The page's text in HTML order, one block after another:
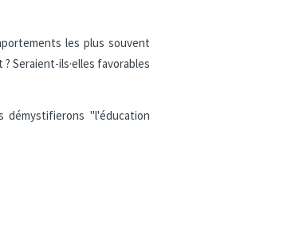
les plus souvent
Seraient-ils·elles favorables
"l'éducation